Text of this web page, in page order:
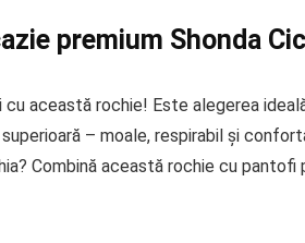
premium Shonda
această rochie! Este alegerea
– moale, respirabil și
Combină această rochie cu